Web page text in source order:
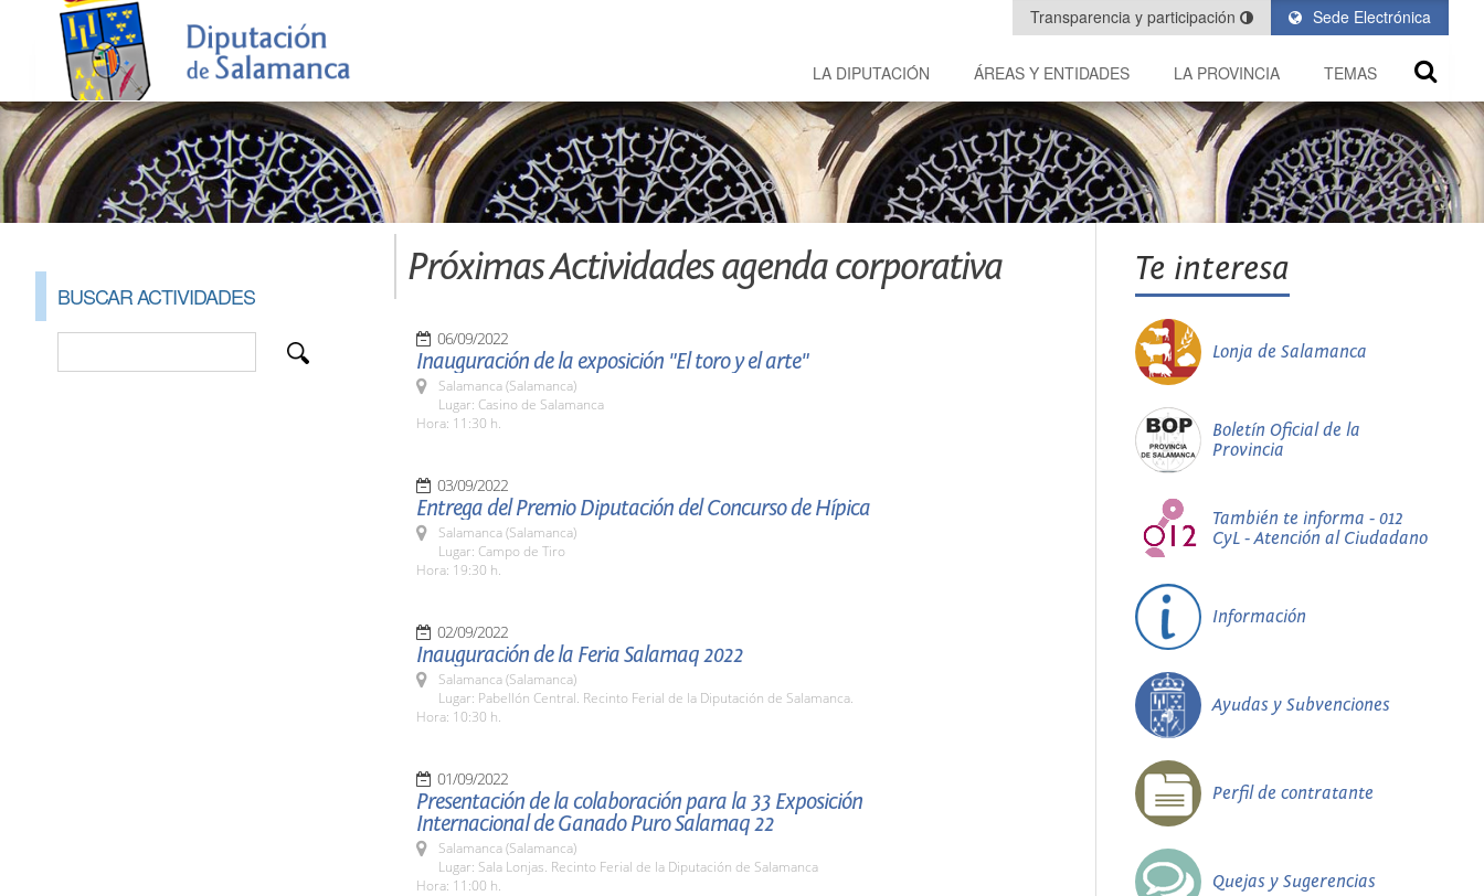
Sede Electrónica
Transparencia y participación
LA DIPUTACIÓN ÁREAS Y ENTIDADES LA PROVINCIA TEMAS
BUSCAR ACTIVIDADES
Próximas Actividades agenda corporativa
06/09/2022
Inauguración de la exposición "El toro y el arte"
Salamanca (Salamanca)
Lugar: Casino de Salamanca
Hora: 11:30 h.
03/09/2022
Entrega del Premio Diputación del Concurso de Hípica
Salamanca (Salamanca)
Lugar: Campo de Tiro
Hora: 19:30 h.
02/09/2022
Inauguración de la Feria Salamaq 2022
Salamanca (Salamanca)
Lugar: Pabellón Central. Recinto Ferial de la Diputación de Salamanca.
Hora: 10:30 h.
01/09/2022
Presentación de la colaboración para la 33 Exposición
Internacional de Ganado Puro Salamaq 22
Salamanca (Salamanca)
Lugar: Sala Lonjas. Recinto Ferial de la Diputación de Salamanca
Hora: 11:00 h.
Te interesa
Lonja de Salamanca
Boletín Oficial de la
Provincia
También te informa - 012
CyL - Atención al Ciudadano
Información
Ayudas y Subvenciones
Perfil de contratante
Quejas y Sugerencias